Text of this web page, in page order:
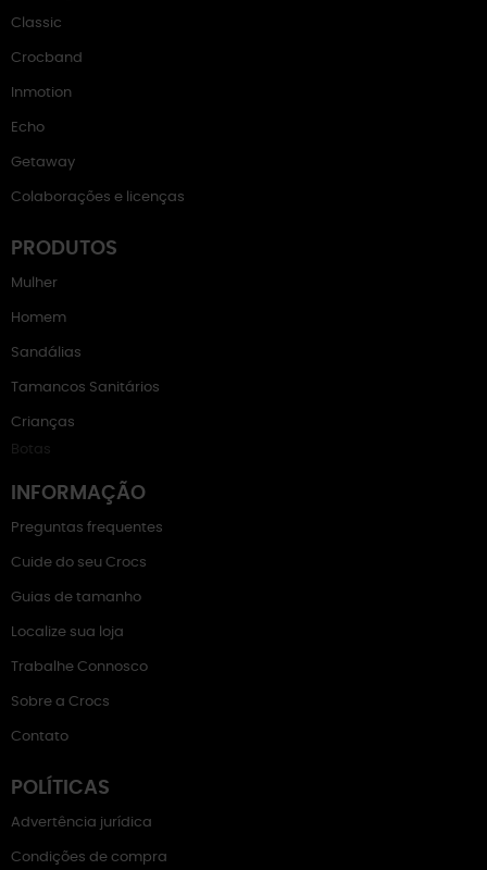
Classic
Crocband
Inmotion
Echo
Getaway
Colaborações e licenças
PRODUTOS
Mulher
Homem
Sandálias
Tamancos Sanitários
Crianças
Botas
INFORMAÇÃO
Preguntas frequentes
Cuide do seu Crocs
Guias de tamanho
Localize sua loja
Trabalhe Connosco
Sobre a Crocs
Contato
POLÍTICAS
Advertência jurídica
Condições de compra